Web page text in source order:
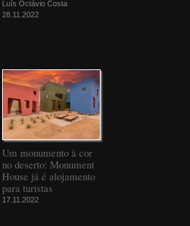
Luís Octávio Costa
28.11.2022
Um monumento à cor
no deserto: Monument
House já é alojamento
para turistas
17.11.2022